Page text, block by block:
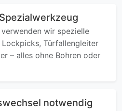
wir spezielle
Türfallengleiter
– alles ohne Bohren oder
notwendig